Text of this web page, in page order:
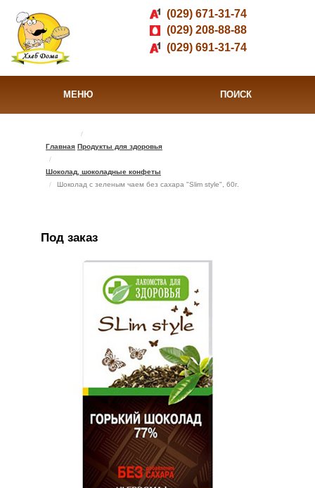
(029) 671-31-74
(029) 208-88-88
(029) 691-31-74
МЕНЮ ПОИСК
Главная Продукты для здоровья
Шоколад, шоколадные конфеты
Шоколад с зеленым чаем без сахара "Slim style", 60г.
Под заказ